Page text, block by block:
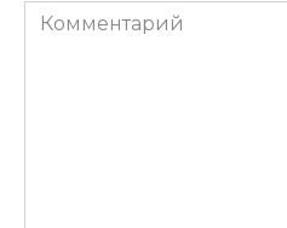
Комментарий